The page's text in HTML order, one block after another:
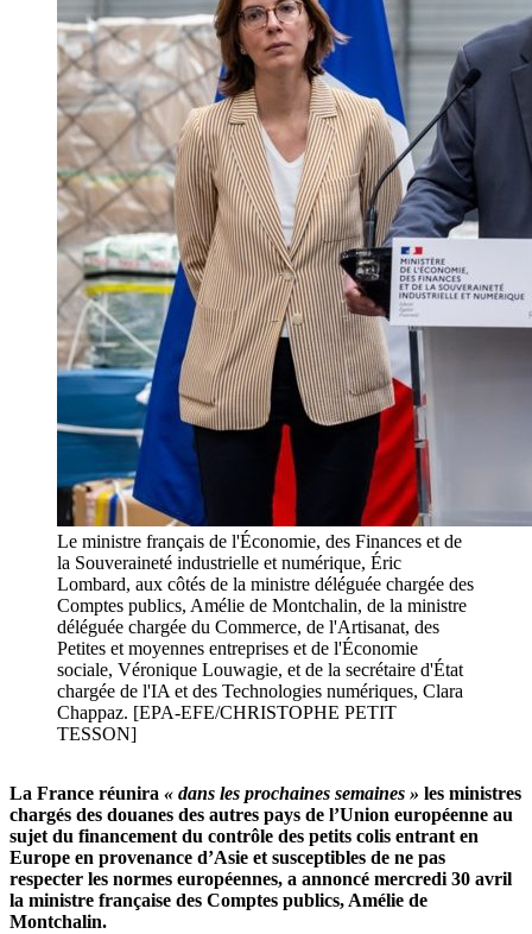
Le ministre français de l'Économie, des Finances et de
la Souveraineté industrielle et numérique, Éric
Lombard, aux côtés de la ministre déléguée chargée des
Comptes publics, Amélie de Montchalin, de la ministre
déléguée chargée du Commerce, de l'Artisanat, des
Petites et moyennes entreprises et de l'Économie
sociale, Véronique Louwagie, et de la secrétaire d'État
chargée de l'IA et des Technologies numériques, Clara
Chappaz. [EPA-EFE/CHRISTOPHE PETIT
TESSON]
La France réunira « dans les prochaines semaines » les ministres
chargés des douanes des autres pays de l’Union européenne au
sujet du financement du contrôle des petits colis entrant en
Europe en provenance d’Asie et susceptibles de ne pas
respecter les normes européennes, a annoncé mercredi 30 avril
la ministre française des Comptes publics, Amélie de
Montchalin.